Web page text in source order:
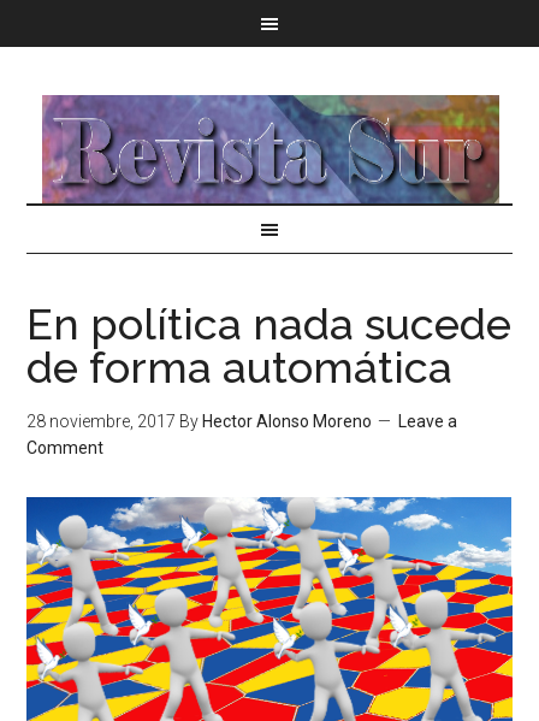
En política nada sucede
de forma automática
28 noviembre, 2017 By Hector Alonso Moreno
Leave a
Comment